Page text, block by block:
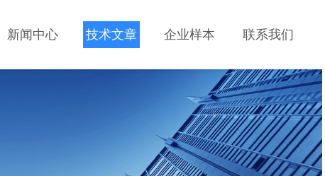
新闻中心 技术文章 企业样本 联系我们